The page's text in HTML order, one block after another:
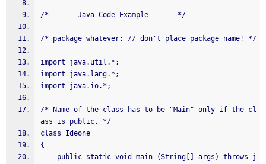
/* ----- Java Code Example ----- */
/* package whatever; // don't place package name! */
import java.util.*;
import java.lang.*;
import java.io.*;
/* Name of the class has to be "Main" only if the cl
ass is public. */
class Ideone
{